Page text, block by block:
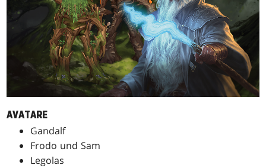
AVATARE
Gandalf
Frodo und Sam
Legolas